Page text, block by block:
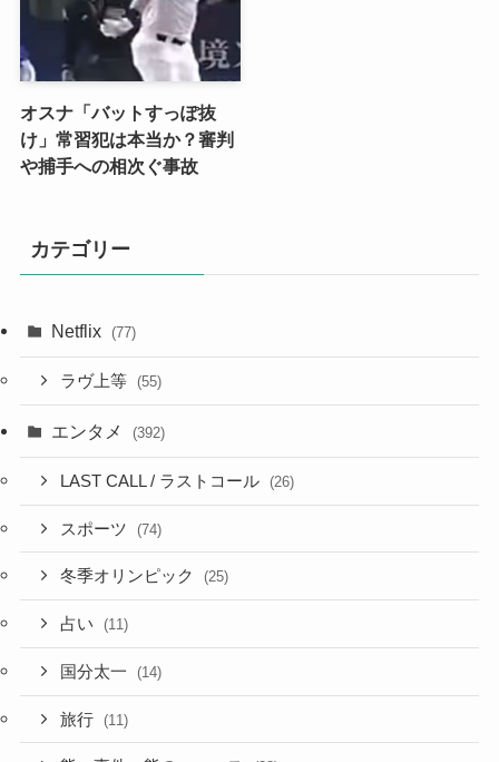
オスナ「バットすっぽ抜
け」常習犯は本当か？審判
や捕手への相次ぐ事故
カテゴリー
Netflix (77)
ラヴ上等 (55)
エンタメ (392)
LAST CALL / ラストコール (26)
スポーツ (74)
冬季オリンピック (25)
占い (11)
国分太一 (14)
旅行 (11)